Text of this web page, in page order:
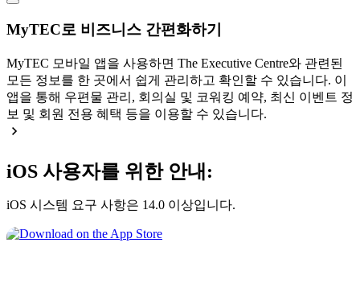
MyTEC로 비즈니스 간편화하기
MyTEC 모바일 앱을 사용하면 The Executive Centre와 관련된
모든 정보를 한 곳에서 쉽게 관리하고 확인할 수 있습니다. 이
앱을 통해 우편물 관리, 회의실 및 코워킹 예약, 최신 이벤트 정
보 및 회원 전용 혜택 등을 이용할 수 있습니다.
iOS 사용자를 위한 안내:
iOS 시스템 요구 사항은 14.0 이상입니다.